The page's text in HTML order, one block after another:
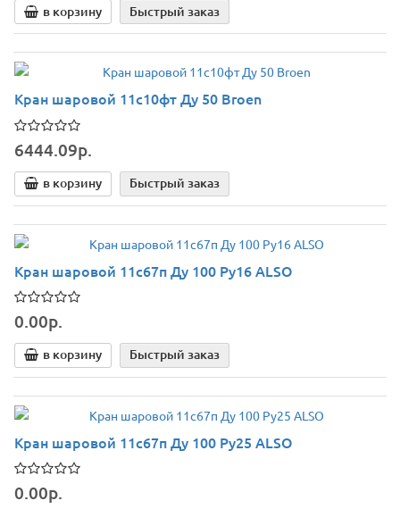
в корзину Быстрый заказ
Кран шаровой 11с10фт Ду 50 Broen
6444.09р.
в корзину Быстрый заказ
Кран шаровой 11с67п Ду 100 Ру16 ALSO
0.00р.
в корзину Быстрый заказ
Кран шаровой 11с67п Ду 100 Ру25 ALSO
0.00р.